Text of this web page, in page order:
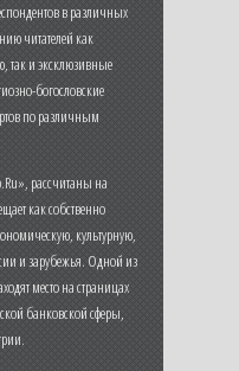
в различных
читателей как
так и эксклюзивные
богословские
по различным
рассчитаны на
как собственно
культурную,
и зарубежья. Одной из
место на страницах
банковской сферы,